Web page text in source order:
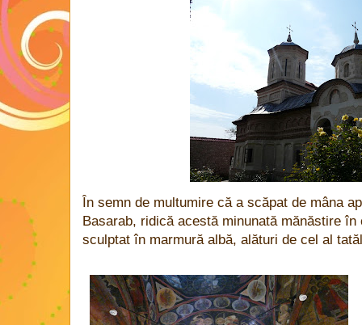
În semn de multumire că a scăpat de mâna
Basarab, ridică acestă minunată mănăstire
sculptat în marmură albă, alături de cel al